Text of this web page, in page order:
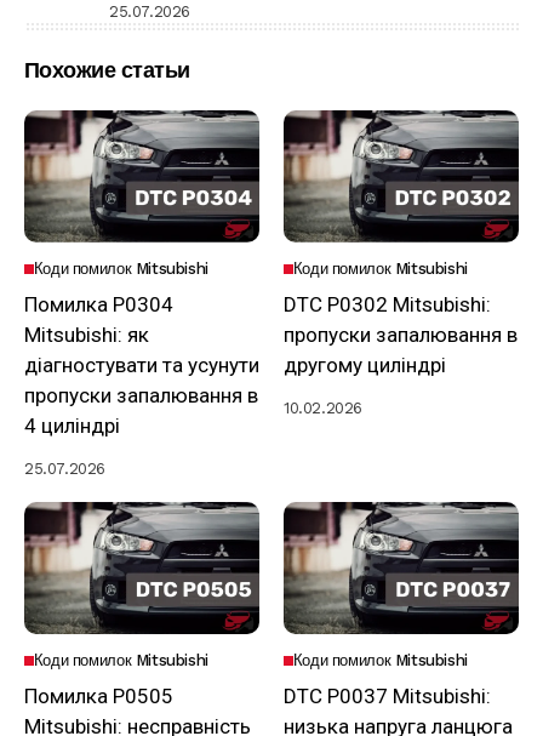
25.07.2026
Похожие статьи
Коди помилок Mitsubishi
Помилка P0304
Mitsubishi: як
діагностувати та усунути
пропуски запалювання в
4 циліндрі
25.07.2026
Коди помилок Mitsubishi
DTC P0302 Mitsubishi:
пропуски запалювання в
другому циліндрі
10.02.2026
Коди помилок Mitsubishi
Помилка P0505
Mitsubishi: несправність
Коди помилок Mitsubishi
DTC P0037 Mitsubishi:
низька напруга ланцюга